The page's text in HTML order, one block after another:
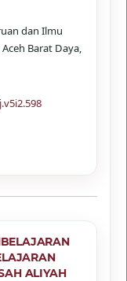
dan Ilmu
Barat Daya,
ALIYAH